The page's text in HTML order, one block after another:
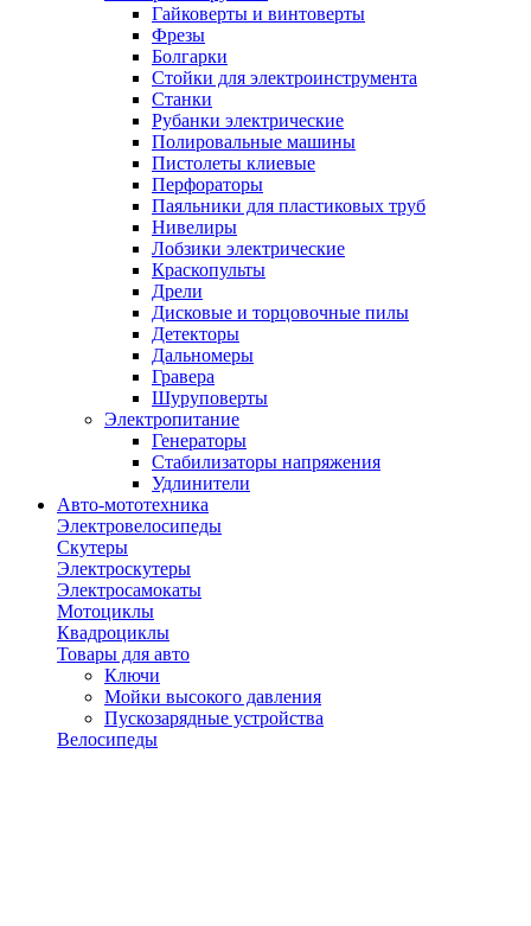
Гайковерты и винтоверты
Фрезы
Болгарки
Стойки для электроинструмента
Станки
Рубанки электрические
Полировальные машины
Пистолеты клиевые
Перфораторы
Паяльники для пластиковых труб
Нивелиры
Лобзики электрические
Краскопульты
Дрели
Дисковые и торцовочные пилы
Детекторы
Дальномеры
Гравера
Шуруповерты
Электропитание
Генераторы
Стабилизаторы напряжения
Удлинители
Авто-мототехника
Электровелосипеды
Скутеры
Электроскутеры
Электросамокаты
Мотоциклы
Квадроциклы
Товары для авто
Ключи
Мойки высокого давления
Пускозарядные устройства
Велосипеды